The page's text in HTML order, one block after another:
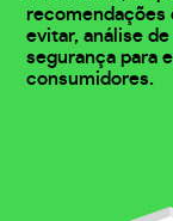
recomendações
evitar, análise
segurança para
consumidores.